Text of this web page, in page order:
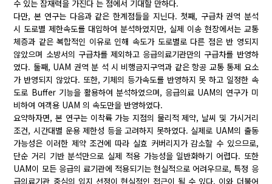
수 있는 잠재력을 가진다 는 점에서 기대할 만하다.
다만, 본 연구는 다음과 같은 한계점들을 지닌다. 첫째, 구급차 권역 분석
시 도로별 제한속도를 대입하여 분석하였지만, 실제 이송 현장에서는 교통
체증과 같은 복합적인 이유로 인해 속도가 도로별로 다른 점은 반 영되지
않았으며 소방서의 구급차를 제외하고 응급의료기관만의 구급차를 반영하
였다. 둘째, UAM 권역 분 석 시 비행금지구역과 같은 항공 교통 통제 요소
가 반영되지 않았다. 또한, 기체의 등가속도를 반영하지 못 하고 일정한 속
도로 Buffer 기능을 활용하여 분석하였으며, 응급의료 UAM의 연구가 미
비하여 여객용 UAM 의 속도만을 반영하였다.
요약하자면, 본 연구는 이착륙 가능 지점의 물리적 제약, 날씨 및 가시거리
조건, 시간대별 운용 제한성 등을 고려하지 못하였다. 실제로 UAM의 출동
가능성은 이러한 제약 조건에 따라 실효 커버리지가 감소할 수 있으므로,
단순 거리 기반 분석만으로 실제 적용 가능성을 일반화하기 어렵다. 또한
UAM이 모든 응급의 료기관에 적용되기는 현실적으로 어려우므로, 특정 응
급의료기관 중심의 입지 선정이 현실적인 접근이 될 수 있다. 이와 더불어